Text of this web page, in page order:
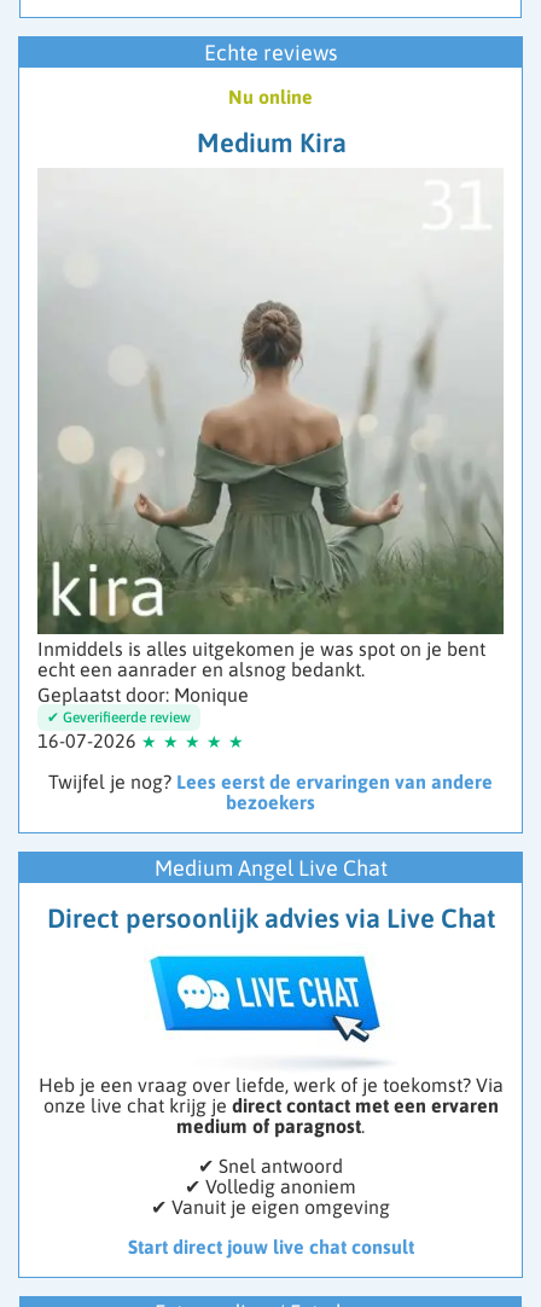
Echte reviews
Nu online
Medium Kira
Inmiddels is alles uitgekomen je was spot on je bent
echt een aanrader en alsnog bedankt.
Geplaatst door: Monique
16-07-2026
Twijfel je nog? Lees eerst de ervaringen van andere
bezoekers
Medium Angel Live Chat
Direct persoonlijk advies via Live Chat
Heb je een vraag over liefde, werk of je toekomst? Via
onze live chat krijg je direct contact met een ervaren
medium of paragnost.
✔ Snel antwoord
✔ Volledig anoniem
✔ Vanuit je eigen omgeving
Start direct jouw live chat consult